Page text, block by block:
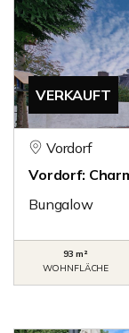
VERKAUFT
Vordorf
Vordorf:
Bungalow
93 m²
WOHNFLÄCHE